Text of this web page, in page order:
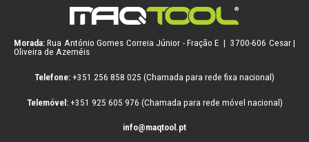
Morada: Rua António Gomes Correia Júnior - Fração E | 3700-606 Cesar |
Oliveira de Azeméis
Telefone: +351 256 858 025 (Chamada para rede fixa nacional)
Telemóvel:+351 925 605 976 (Chamada para rede móvel nacional)
info@maqtool.pt